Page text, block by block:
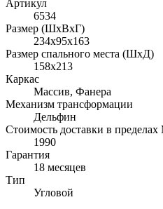
Артикул
6534
Размер (ШхВхГ)
234x95x163
Размер спального места (ШхД)
158x213
Каркас
Массив, Фанера
Механизм трансформации
Дельфин
Стоимость доставки в
1990
Гарантия
18 месяцев
Тип
Угловой